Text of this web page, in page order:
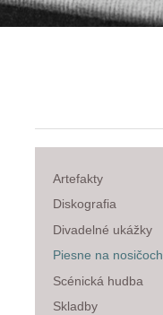
Artefakty
Diskografia
Divadelné ukážky
Piesne na nosičoch
Scénická hudba
Skladby